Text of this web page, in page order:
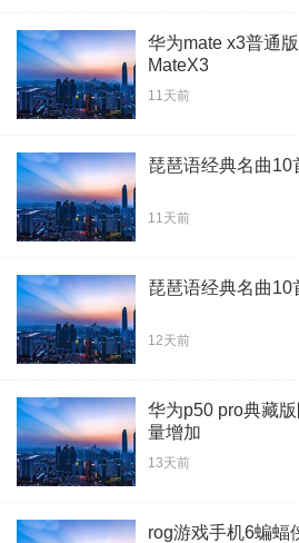
华为mate x3普通
MateX3
11天前
琵琶语经典名曲10
11天前
琵琶语经典名曲10
12天前
华为p50 pro典藏
量增加
13天前
rog游戏手机6蝙蝠